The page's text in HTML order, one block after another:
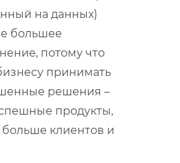
на данных)
большее
потому что
принимать
решения –
продукты,
больше клиентов и